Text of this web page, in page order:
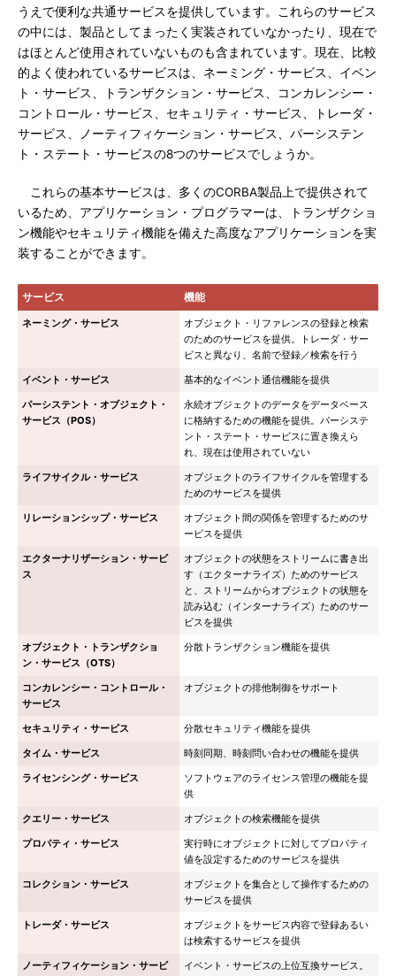
うえで便利な共通サービスを提供しています。これらのサービス
の中には、製品としてまったく実装されていなかったり、現在で
はほとんど使用されていないものも含まれています。現在、比較
的よく使われているサービスは、ネーミング・サービス、イベン
ト・サービス、トランザクション・サービス、コンカレンシー・
コントロール・サービス、セキュリティ・サービス、トレーダ・
サービス、ノーティフィケーション・サービス、パーシステン
ト・ステート・サービスの8つのサービスでしょうか。
これらの基本サービスは、多くのCORBA製品上で提供されて
いるため、アプリケーション・プログラマーは、トランザクショ
ン機能やセキュリティ機能を備えた高度なアプリケーションを実
装することができます。
サービス 機能
ネーミング・サービス
オブジェクト・リファレンスの登録と検索
のためのサービスを提供。トレーダ・サー
ビスと異なり、名前で登録／検索を行う
イベント・サービス
基本的なイベント通信機能を提供
パーシステント・オブジェクト・
サービス（POS）
永続オブジェクトのデータをデータベース
に格納するための機能を提供。パーシステ
ント・ステート・サービスに置き換えら
れ、現在は使用されていない
ライフサイクル・サービス
オブジェクトのライフサイクルを管理する
ためのサービスを提供
リレーションシップ・サービス
オブジェクト間の関係を管理するためのサ
ービスを提供
エクターナリザーション・サービ
ス
オブジェクトの状態をストリームに書き出
す（エクターナライズ）ためのサービス
と、ストリームからオブジェクトの状態を
読み込む（インターナライズ）ためのサー
ビスを提供
オブジェクト・トランザクショ
ン・サービス（OTS）
分散トランザクション機能を提供
コンカレンシー・コントロール・
サービス
オブジェクトの排他制御をサポート
セキュリティ・サービス
分散セキュリティ機能を提供
タイム・サービス
時刻同期、時刻問い合わせの機能を提供
ライセンシング・サービス
ソフトウェアのライセンス管理の機能を提
供
クエリー・サービス
オブジェクトの検索機能を提供
プロパティ・サービス
実行時にオブジェクトに対してプロパティ
値を設定するためのサービスを提供
コレクション・サービス
オブジェクトを集合として操作するための
サービスを提供
トレーダ・サービス
オブジェクトをサービス内容で登録あるい
は検索するサービスを提供
ノーティフィケーション・サービ
イベント・サービスの上位互換サービス。